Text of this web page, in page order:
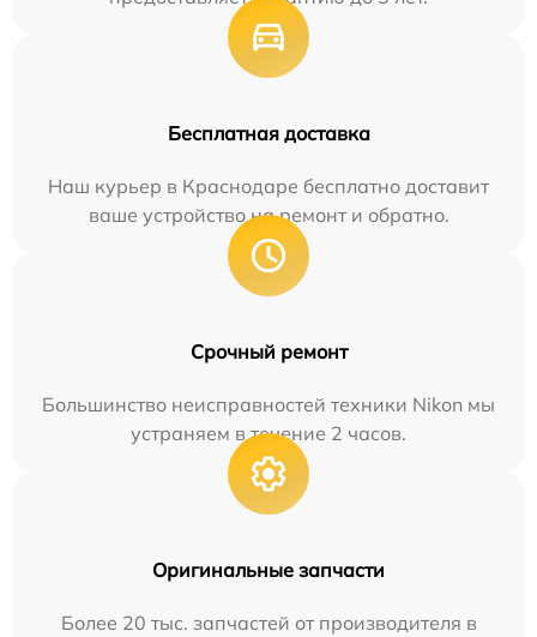
Бесплатная доставка
Наш курьер в Краснодаре бесплатно доставит
ваше устройство на ремонт и обратно.
Срочный ремонт
Большинство неисправностей техники Nikon мы
устраняем в течение 2 часов.
Оригинальные запчасти
Более 20 тыс. запчастей от производителя в